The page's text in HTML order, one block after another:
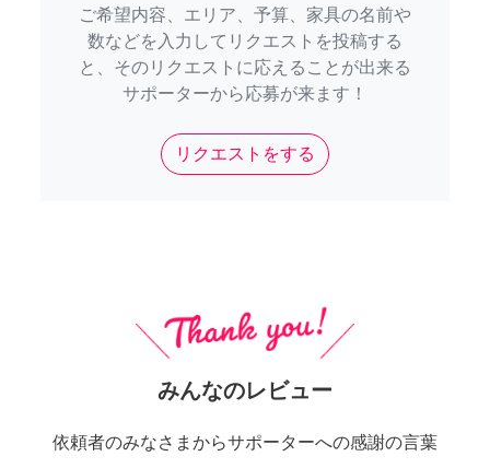
ご希望内容、エリア、予算、家具の名前や
数などを入力してリクエストを投稿する
と、そのリクエストに応えることが出来る
サポーターから応募が来ます！
リクエストをする
みんなのレビュー
依頼者のみなさまからサポーターへの感謝の言葉